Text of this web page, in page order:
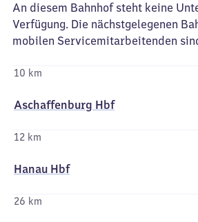
An diesem Bahnhof steht keine
Verfügung. Die nächstgelegenen
mobilen Servicemitarbeitenden
10 km
Aschaffenburg Hbf
12 km
Hanau Hbf
26 km